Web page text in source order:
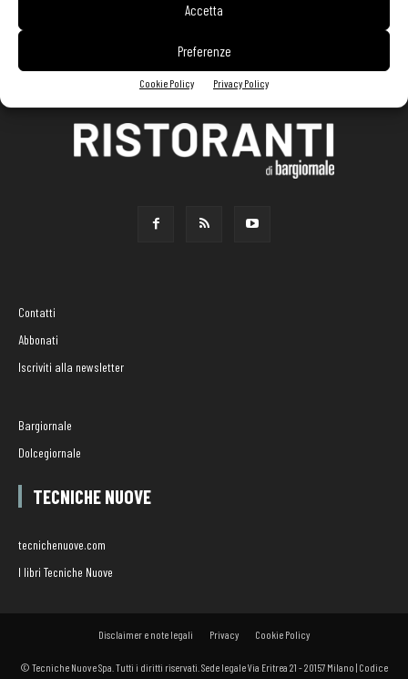
Accetta
Preferenze
Cookie Policy Privacy Policy
Contatti
Abbonati
Iscriviti alla newsletter
Bargiornale
Dolcegiornale
TECNICHE NUOVE
tecnichenuove.com
I libri Tecniche Nuove
Disclaimer e note legali Privacy Cookie Policy
© Tecniche Nuove Spa. Tutti i diritti riservati. Sede legale Via Eritrea 21 - 20157 Milano | Codice